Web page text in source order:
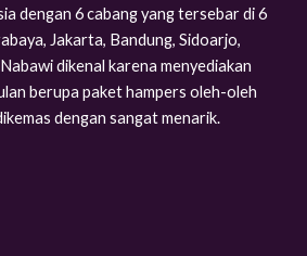
dengan 6 cabang yang tersebar di 6
Jakarta, Bandung, Sidoarjo,
dikenal karena menyediakan
berupa paket hampers oleh-oleh
dengan sangat menarik.